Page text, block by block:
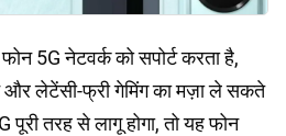
5G नेटवर्क को सपोर्ट करता है,
और लेटेंसी-फ्री गेमिंग का मज़ा ले सकते
तरह से लागू होगा, तो यह फोन